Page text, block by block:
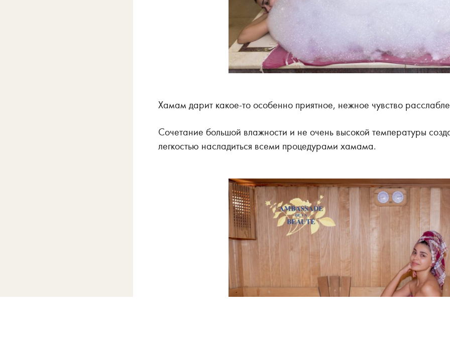
Хамам дарит какое-то особенно приятное, нежное чувство
Сочетание большой влажности и не очень высокой температуры
легкостью насладиться всеми процедурами хамама.